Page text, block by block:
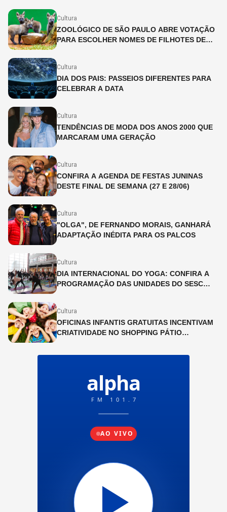
Cultura
ZOOLÓGICO DE SÃO PAULO ABRE VOTAÇÃO
PARA ESCOLHER NOMES DE FILHOTES DE
Cultura
DIA DOS PAIS: PASSEIOS DIFERENTES PARA
CELEBRAR A DATA
Cultura
TENDÊNCIAS DE MODA DOS ANOS 2000 QUE
MARCARAM UMA GERAÇÃO
Cultura
CONFIRA A AGENDA DE FESTAS JUNINAS
DESTE FINAL DE SEMANA (27 E 28/06)
Cultura
"OLGA", DE FERNANDO MORAIS, GANHARÁ
ADAPTAÇÃO INÉDITA PARA OS PALCOS
Cultura
DIA INTERNACIONAL DO YOGA: CONFIRA A
PROGRAMAÇÃO DAS UNIDADES DO SESC
Cultura
OFICINAS INFANTIS GRATUITAS INCENTIVAM
CRIATIVIDADE NO SHOPPING PÁTIO